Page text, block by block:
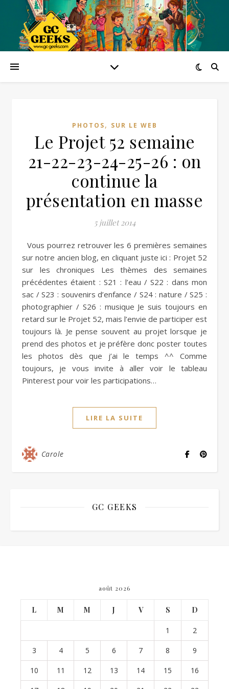
PHOTOS, SUR LE WEB
Le Projet 52 semaine
21-22-23-24-25-26 : on
continue la
présentation en masse
5 juillet 2014
Vous pourrez retrouver les 6 premières semaines
sur notre ancien blog, en cliquant juste ici : Projet 52
sur les chroniques Les thèmes des semaines
précédentes étaient : S21 : l’eau / S22 : dans mon
sac / S23 : souvenirs d’enfance / S24 : nature / S25 :
photographier / S26 : musique Je suis toujours en
retard sur le Projet 52, mais l’envie de participer est
toujours là. Je pense souvent au projet lorsque je
prend des photos et je préfère donc poster toutes
les photos dès que j’ai le temps ^^ Comme
toujours, je vous invite à aller voir le tableau
Pinterest pour voir les participations…
LIRE LA SUITE
Carole
GC GEEKS
août 2026
L M M J V S D
1 2
3 4 5 6 7 8 9
10 11 12 13 14 15 16